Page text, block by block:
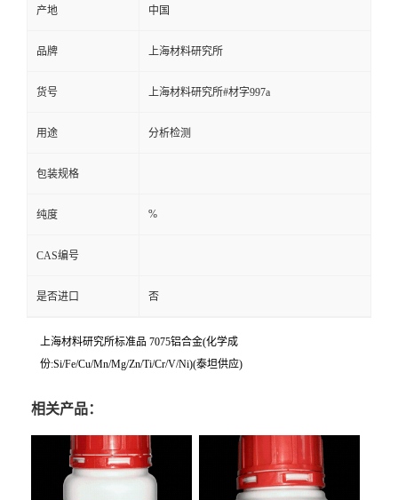
产地 中国
品牌 上海材料研究所
货号 上海材料研究所#材字997a
用途 分析检测
包装规格
纯度 %
CAS编号
是否进口 否
上海材料研究所标准品 7075铝合金(化学成
份:Si/Fe/Cu/Mn/Mg/Zn/Ti/Cr/V/Ni)(泰坦供应)
相关产品：